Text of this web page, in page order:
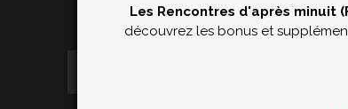
Les Rencontres d'après minuit
découvrez les bonus et